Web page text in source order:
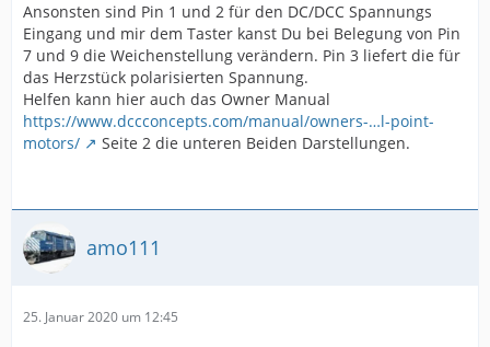
Ansonsten sind Pin 1 und 2 für den DC/DCC Spannungs
Eingang und mir dem Taster kanst Du bei Belegung von Pin
7 und 9 die Weichenstellung verändern. Pin 3 liefert die für
das Herzstück polarisierten Spannung.
Helfen kann hier auch das Owner Manual
https://www.dccconcepts.com/manual/owners-…l-point-
motors/
Seite 2 die unteren Beiden Darstellungen.
amo111
25. Januar 2020 um 12:45